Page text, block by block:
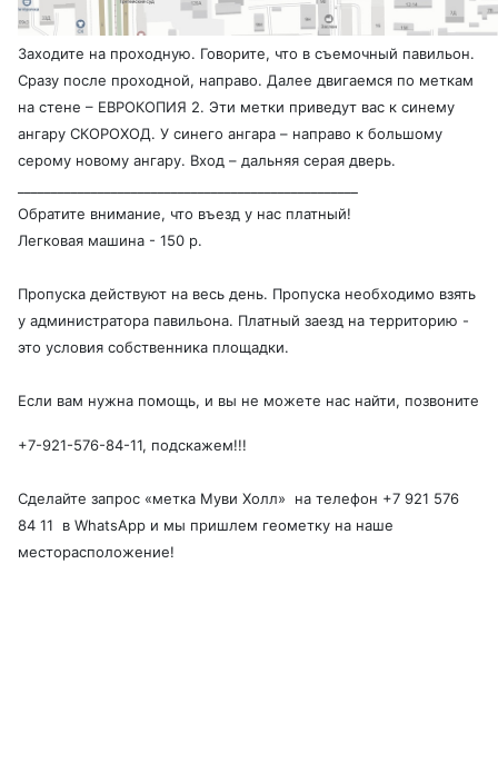
Заходите на проходную. Говорите, что в съемочный павильон.
Сразу после проходной, направо. Далее двигаемся по меткам
на стене – ЕВРОКОПИЯ 2. Эти метки приведут вас к синему
ангару СКОРОХОД. У синего ангара – направо к большому
серому новому ангару. Вход – дальняя серая дверь.
Обратите внимание, что въезд у нас платный!
Легковая машина - 150 р.
Пропуска действуют на весь день. Пропуска необходимо взять
у администратора павильона. Платный заезд на территорию -
это условия собственника площадки.
Если вам нужна помощь, и вы не можете нас найти, позвоните
+7-921-576-84-11, подскажем!!!
Сделайте запрос «метка Муви Холл» на телефон +7 921 576
84 11 в WhatsApp и мы пришлем геометку на наше
месторасположение!